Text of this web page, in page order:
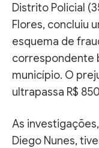
Distrito Policial
Flores, concluiu
esquema de
correspondente
município. O
ultrapassa R$
As
Diego Nunes,